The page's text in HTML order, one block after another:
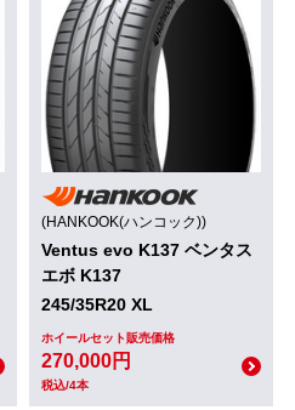
(HANKOOK(ハンコック))
Ventus evo K137 ベンタス
エボ K137
245/35R20 XL
ホイールセット販売価格
270,000円
税込/4本